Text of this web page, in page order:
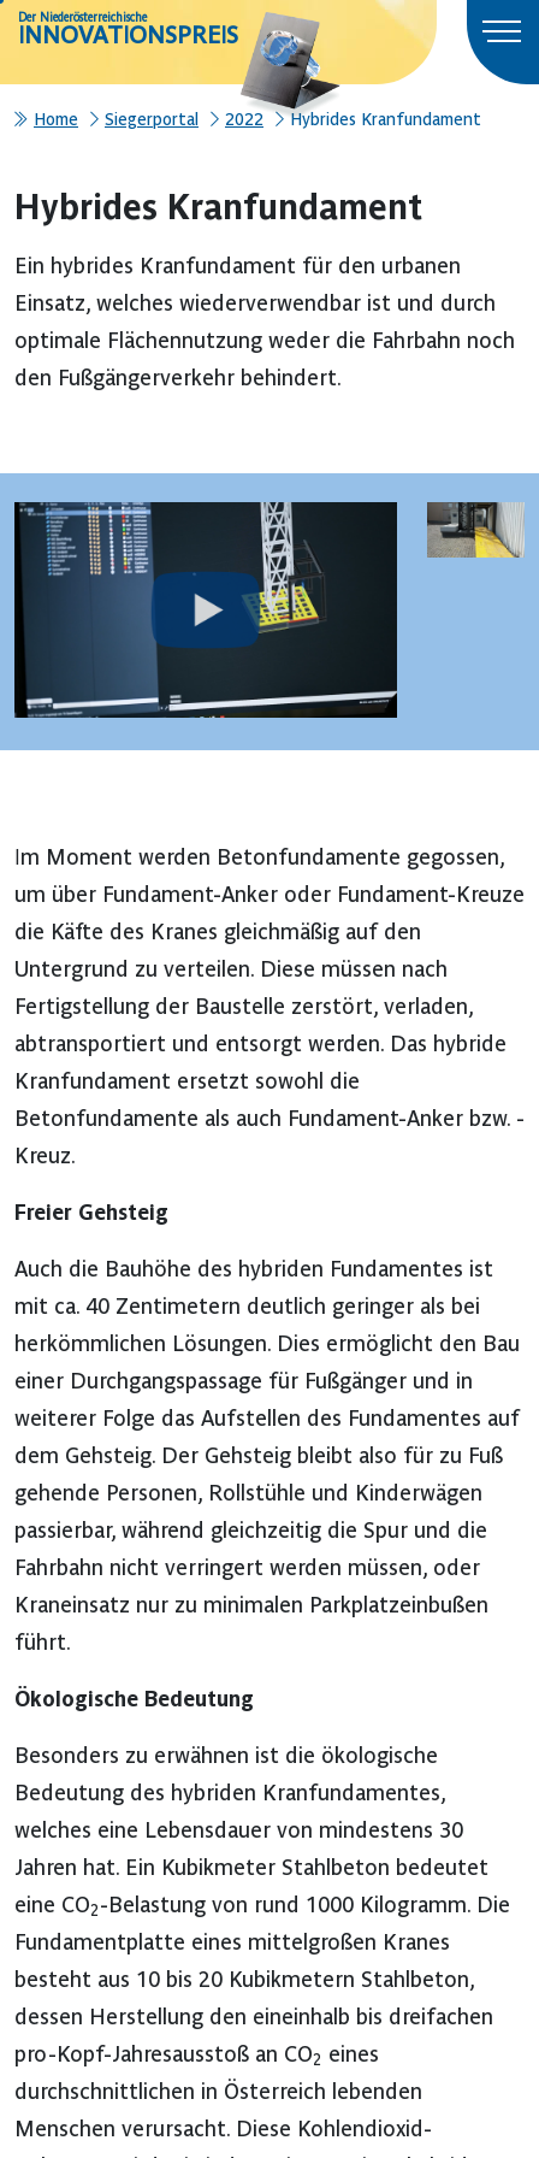
Der Niederösterreichische
INNOVATIONSPREIS
Home Siegerportal 2022 Hybrides Kranfundament
Hybrides Kranfundament
Ein hybrides Kranfundament für den urbanen
Einsatz, welches wiederverwendbar ist und durch
optimale Flächennutzung weder die Fahrbahn noch
den Fußgängerverkehr behindert.
Im Moment werden Betonfundamente gegossen,
um über Fundament-Anker oder Fundament-Kreuze
die Käfte des Kranes gleichmäßig auf den
Untergrund zu verteilen. Diese müssen nach
Fertigstellung der Baustelle zerstört, verladen,
abtransportiert und entsorgt werden. Das hybride
Kranfundament ersetzt sowohl die
Betonfundamente als auch Fundament-Anker bzw. -
Kreuz.
Freier Gehsteig
Auch die Bauhöhe des hybriden Fundamentes ist
mit ca. 40 Zentimetern deutlich geringer als bei
herkömmlichen Lösungen. Dies ermöglicht den Bau
einer Durchgangspassage für Fußgänger und in
weiterer Folge das Aufstellen des Fundamentes auf
dem Gehsteig. Der Gehsteig bleibt also für zu Fuß
gehende Personen, Rollstühle und Kinderwägen
passierbar, während gleichzeitig die Spur und die
Fahrbahn nicht verringert werden müssen, oder
Kraneinsatz nur zu minimalen Parkplatzeinbußen
führt.
Ökologische Bedeutung
Besonders zu erwähnen ist die ökologische
Bedeutung des hybriden Kranfundamentes,
welches eine Lebensdauer von mindestens 30
Jahren hat. Ein Kubikmeter Stahlbeton bedeutet
eine CO2-Belastung von rund 1000 Kilogramm. Die
Fundamentplatte eines mittelgroßen Kranes
besteht aus 10 bis 20 Kubikmetern Stahlbeton,
dessen Herstellung den eineinhalb bis dreifachen
pro-Kopf-Jahresausstoß an CO2 eines
durchschnittlichen in Österreich lebenden
Menschen verursacht. Diese Kohlendioxid-